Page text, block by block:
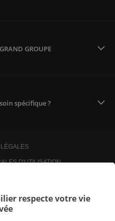
GROUPE
spécifique ?
D'UTILISATION
CLIENT
respecte votre vie